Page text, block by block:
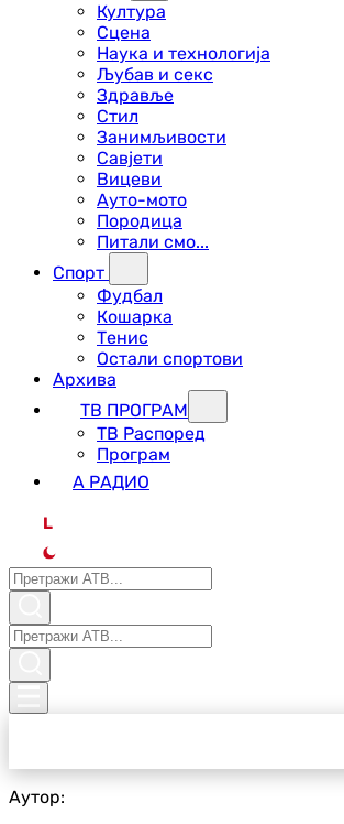
Култура
Сцена
Наука и технологија
Љубав и секс
Здравље
Стил
Занимљивости
Савјети
Вицеви
Ауто-мото
Породица
Питали смо...
Спорт
Фудбал
Кошарка
Тенис
Остали спортови
Архива
ТВ ПРОГРАМ
ТВ Распоред
Програм
А РАДИО
L
Аутор: